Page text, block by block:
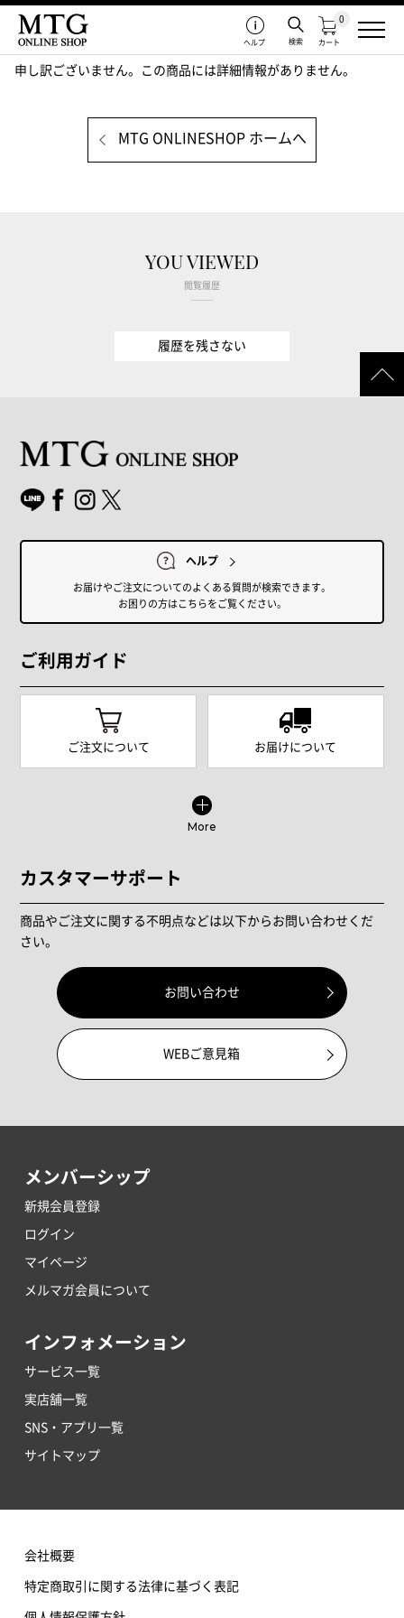
カート
0
検索
ヘルプ
申し訳ございません。この商品には詳細情報がありません。
MTG ONLINESHOP ホームへ
YOU VIEWED
閲覧履歴
履歴を残さない
ヘルプ
お届けやご注文についてのよくある質問が検索できます。
お困りの方はこちらをご覧ください。
ご利用ガイド
ご注文について お届けについて
More
カスタマーサポート
商品やご注文に関する不明点などは以下からお問い合わせくだ
さい。
お問い合わせ
WEBご意見箱
メンバーシップ
新規会員登録
ログイン
マイページ
メルマガ会員について
インフォメーション
サービス一覧
実店舗一覧
SNS・アプリ一覧
サイトマップ
会社概要
特定商取引に関する法律に基づく表記